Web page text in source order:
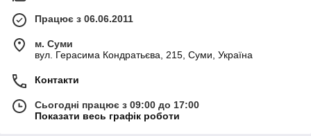
Працює з 06.06.2011
м. Суми
вул. Герасима Кондратьєва, 215, Суми, Україна
Контакти
Сьогодні працює з 09:00 до 17:00
Показати весь графік роботи